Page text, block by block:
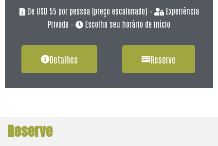
De USD 55 por pessoa (preço escalonado) –
Experiência
Privada –
Escolha seu horário de início
Detalhes Reserve
Reserve